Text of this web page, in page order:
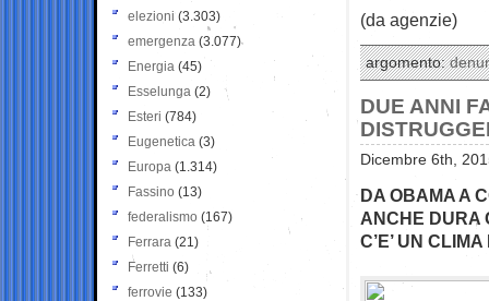
(da agenzie)
argomento:
DUE ANNI
Dicembre 6th,
DA OBAMA A
ANCHE DURA
C’E’ UN
elezioni (3.303)
emergenza (3.077)
Energia (45)
Esselunga (2)
Esteri (784)
Eugenetica (3)
Europa (1.314)
Fassino (13)
federalismo (167)
Ferrara (21)
Ferretti (6)
ferrovie (133)